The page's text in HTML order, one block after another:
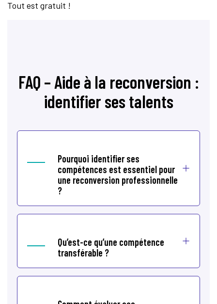
Tout est gratuit !
FAQ – Aide à la reconversion :
identifier ses talents
Pourquoi identifier ses
compétences est essentiel pour
une reconversion professionnelle
?
Qu’est-ce qu’une compétence
transférable ?